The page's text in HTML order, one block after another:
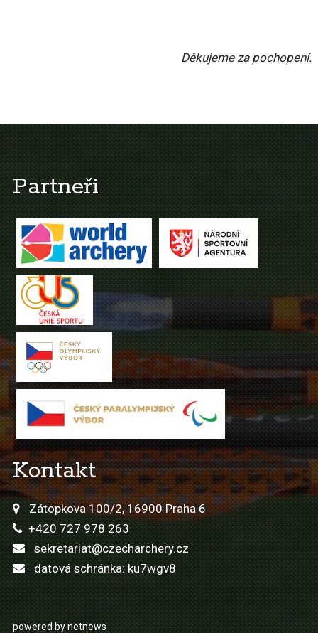
Děkujeme za pochopení.
Partneři
Kontakt
Zátopkova 100/2, 16900 Praha 6
+420 727 978 263
sekretariat@czecharchery.cz
datová schránka: ku7wgv8
powered by netnews